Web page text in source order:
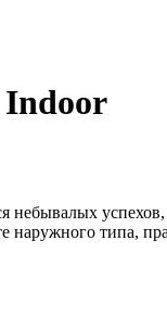
Indoor
небывалых
наружного типа,